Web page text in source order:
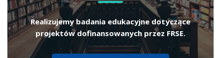
Realizujemy badania edukacyjne dotyczące
projektów dofinansowanych przez FRSE.